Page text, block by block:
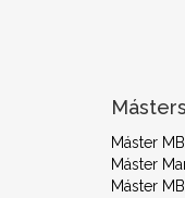
Másters
Máster
Máster
Máster